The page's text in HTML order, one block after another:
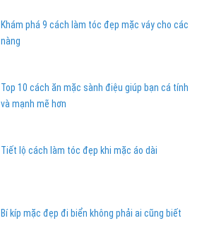
Khám phá 9 cách làm tóc đẹp mặc váy cho các
nàng
Top 10 cách ăn mặc sành điệu giúp bạn cá tính
và mạnh mẽ hơn
Tiết lộ cách làm tóc đẹp khi mặc áo dài
Bí kíp mặc đẹp đi biển không phải ai cũng biết